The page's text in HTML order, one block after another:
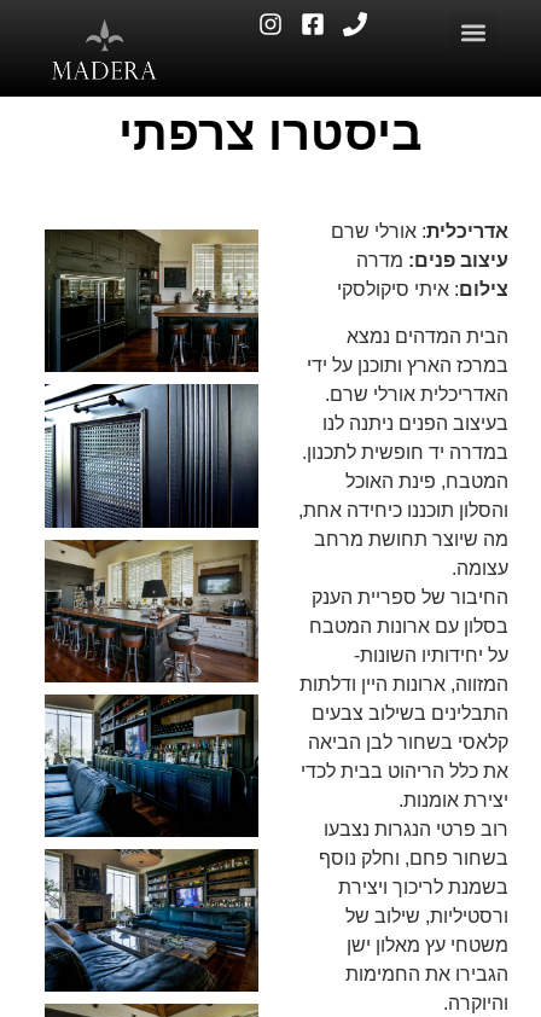
ביסטרו צרפתי
אדריכלית: אורלי שרם
עיצוב פנים: מדרה
צילום: איתי סיקולסקי
הבית המדהים נמצא
במרכז הארץ ותוכנן על ידי
האדריכלית אורלי שרם.
בעיצוב הפנים ניתנה לנו
במדרה יד חופשית לתכנון.
המטבח, פינת האוכל
והסלון תוכננו כיחידה אחת,
מה שיוצר תחושת מרחב
עצומה.
החיבור של ספריית הענק
בסלון עם ארונות המטבח
על יחידותיו השונות-
המזווה, ארונות היין ודלתות
התבלינים בשילוב צבעים
קלאסי בשחור לבן הביאה
את כלל הריהוט בבית לכדי
יצירת אומנות.
רוב פרטי הנגרות נצבעו
בשחור פחם, וחלק נוסף
בשמנת לריכוך ויצירת
ורסטיליות, שילוב של
משטחי עץ מאלון ישן
הגבירו את החמימות
והיוקרה.